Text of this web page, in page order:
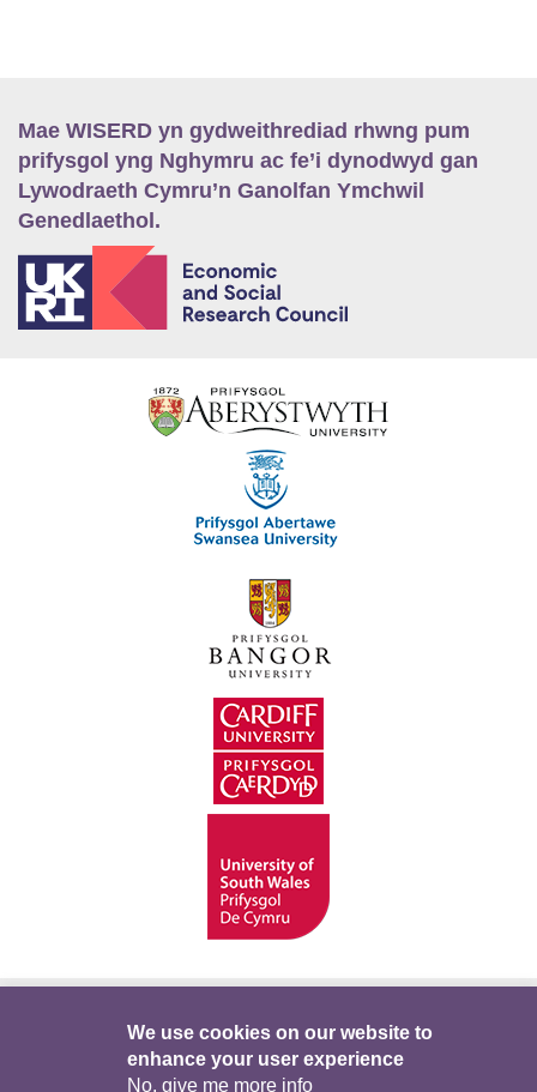
Mae WISERD yn gydweithrediad rhwng pum
prifysgol yng Nghymru ac fe’i dynodwyd gan
Lywodraeth Cymru’n Ganolfan Ymchwil
Genedlaethol.
Telerau ac Amodau
We use cookies on our website to
enhance your user experience
No, give me more info